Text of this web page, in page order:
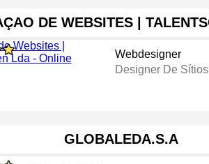
DE WEBSITES |
Webdesigner
Designer De
GLOBALEDA.S.A